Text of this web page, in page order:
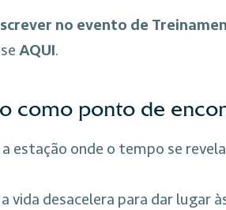
no evento de
AQUI.
como ponto de
a estação onde o tempo se
vida desacelera para dar lugar